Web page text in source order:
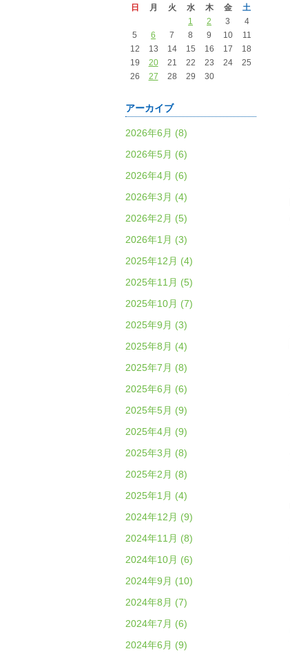
日 月 火 水 木 金
土
1
2 3
4
5
6 7 8 9 10
11
12
13 14 15 16 17
18
19
20 21 22 23 24
25
26
27 28 29 30
アーカイブ
2026年6月 (8)
2026年5月 (6)
2026年4月 (6)
2026年3月 (4)
2026年2月 (5)
2026年1月 (3)
2025年12月 (4)
2025年11月 (5)
2025年10月 (7)
2025年9月 (3)
2025年8月 (4)
2025年7月 (8)
2025年6月 (6)
2025年5月 (9)
2025年4月 (9)
2025年3月 (8)
2025年2月 (8)
2025年1月 (4)
2024年12月 (9)
2024年11月 (8)
2024年10月 (6)
2024年9月 (10)
2024年8月 (7)
2024年7月 (6)
2024年6月 (9)